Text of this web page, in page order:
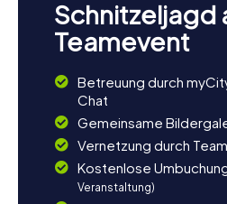
Schnitzeljagd
Teamevent
Betreuung durch
Chat
Gemeinsame
Vernetzung durch
Kostenlose
Veranstaltung)